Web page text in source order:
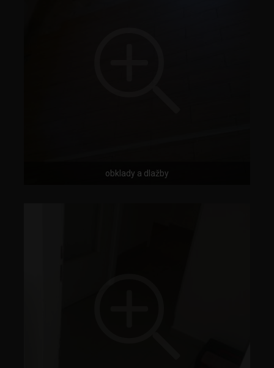
obklady a dlažby